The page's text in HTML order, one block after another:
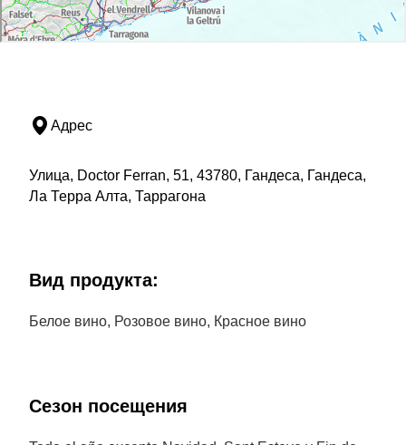
Адрес
Улица, Doctor Ferran, 51, 43780, Гандеса, Гандеса,
Ла Терра Алта, Таррагона
Bид продукта:
Белое вино, Розовое вино, Красное вино
Сезон посещения